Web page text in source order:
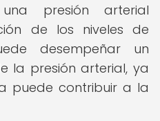
presión arterial
de los niveles de
desempeñar un
la presión arterial, ya
puede contribuir a la